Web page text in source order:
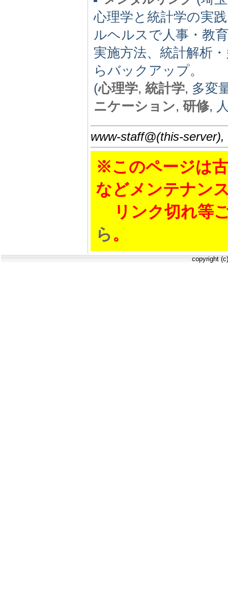
心理学と統計学の実
ルヘルスで人事・教
実施方法、統計解析
らバックアップ。
(心理学, 統計学, 多変
ニケーション, 研修,
www-staff@(this-
※このページは
などメンテナン
リンク切れ等
ら。
copyright